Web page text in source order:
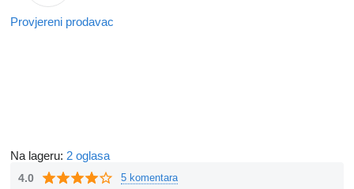
Provjereni prodavac
Na lageru: 2 oglasa
4.0 5 komentara